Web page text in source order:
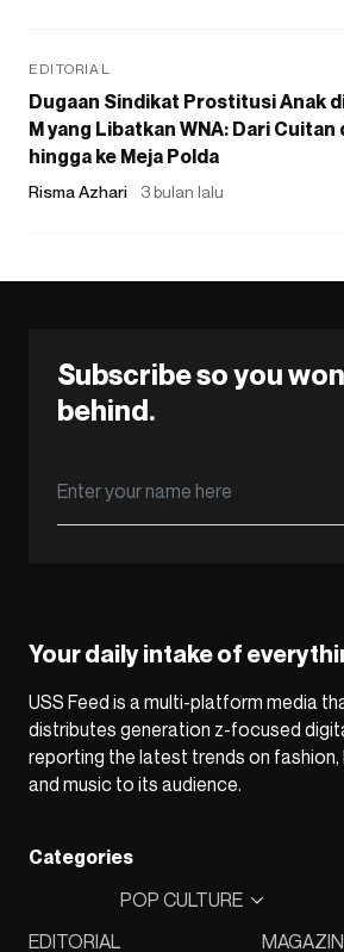
EDITORIAL
Dugaan Sindikat Prostitusi Anak
M yang Libatkan WNA: Dari Cuitan
hingga ke Meja Polda
Risma Azhari 3 bulan lalu
Subscribe so you
behind.
Your daily intake of
USS Feed is a multi-platform media
distributes generation z-focused
reporting the latest trends on fashion,
and music to its audience.
Categories
EDITORIAL
POP CULTURE